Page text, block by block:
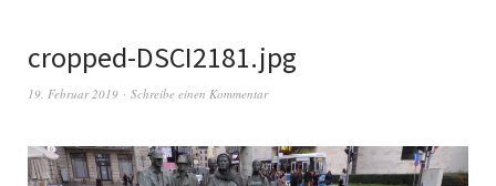
cropped-DSCI2181.jpg
19. Februar 2019 Schreibe einen Kommentar